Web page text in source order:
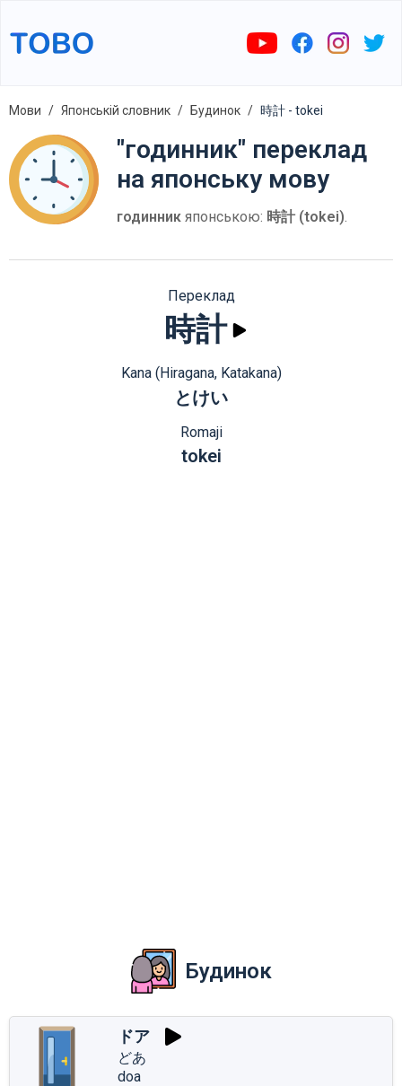
Мови Японській словник Будинок 時計 - tokei
"годинник" переклад
на японську мову
годинник японською: 時計 (tokei).
Переклад
時計
Kana (Hiragana, Katakana)
とけい
Romaji
tokei
Будинок
ドア
どあ
doa